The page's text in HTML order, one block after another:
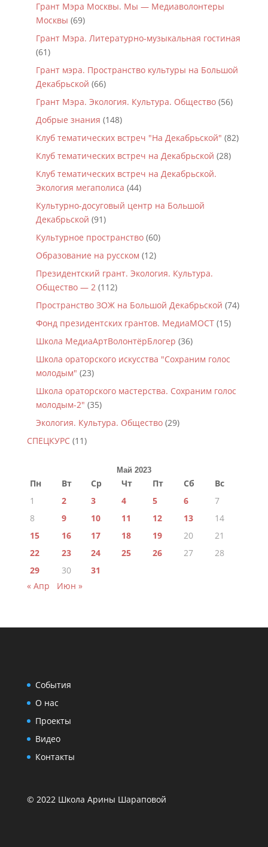
Грант Мэра Москвы. Мы — Медиаволонтеры
Москвы (69)
Грант Мэра. Литературно-музыкальная гостиная
(61)
Грант мэра. Пространство культуры на Большой
Декабрьской (66)
Грант Мэра. Экология. Культура. Общество(56)
Добрые знания (148)
Клуб тематических встреч "На Декабрьской" (82)
Клуб тематических встреч на Декабрьской (28)
Клуб тематических встреч на Декабрьской.
Экология мегаполиса (44)
Культурно-досуговый центр на Большой
Декабрьской (91)
Культурное пространство(60)
Образование на русском (12)
Президентский грант. Экология. Культура.
Общество — 2(112)
Пространство ЗОЖ на Большой Декабрьской (74)
Фонд президентских грантов. МедиаМОСТ(15)
Школа МедиаАртВолонтёрБлогер (36)
Школа ораторского искусства "Сохраним голос
молодым" (23)
Школа ораторского мастерства. Сохраним голос
молодым-2" (35)
Экология. Культура. Общество(29)
СПЕЦКУРС(11)
Май 2023
Пн Вт Ср Чт Пт Сб
Вс
1
2 3 4 5 6
7
8
9 10 11 12 13
14
15
16 17 18 19 20
21
22
23 24 25 26 27
28
29
30
31
« Апр
Июн »
События
О нас
Проекты
Видео
Контакты
© 2022 Школа Арины Шараповой